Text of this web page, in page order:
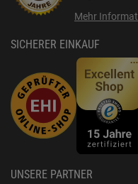
Mehr
SICHERER EINKAUF
UNSERE PARTNER